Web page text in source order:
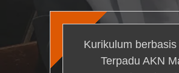
Kurikulum
Terpadu AKN